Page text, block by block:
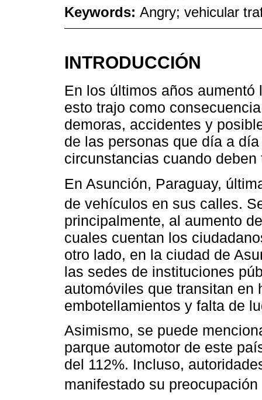
Keywords: Angry; vehicular
INTRODUCCIÓN
En los últimos años
esto trajo como
demoras, accidentes y
de las personas que día a
circunstancias cuando
En Asunción, Paraguay,
de vehículos en sus calles.
principalmente, al aumento
cuales cuentan los
otro lado, en la ciudad de
las sedes de instituciones
automóviles que transitan en
embotellamientos y falta de
Asimismo, se puede
parque automotor de este
del 112%. Incluso,
manifestado su